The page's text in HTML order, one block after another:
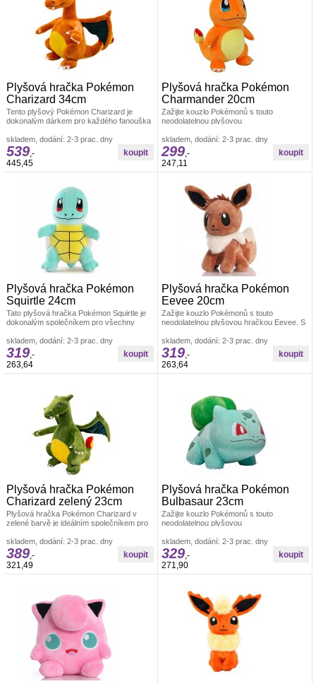
Plyšová hračka Pokémon
Charizard 34cm
Tento plyšový Pokémon Charizard je
dokonalým dárkem pro každého fanouška
skladem, dodání: 2-3 prac. dny
539 ,-
445,45
Plyšová hračka Pokémon
Charmander 20cm
Zažijte kouzlo Pokémonů s touto
neodolatelnou plyšovou
cm nabízí tato živá
skladem, dodání: 2-3 prac. dny
299,-
247,11
Plyšová hračka Pokémon
Squirtle 24cm
Tato plyšová hračka Pokémon Squirtle je
dokonalým společníkem pro všechny
skladem, dodání: 2-3 prac. dny
319 ,-
263,64
Plyšová hračka Pokémon
Eevee 20cm
Zažijte kouzlo Pokémonů s touto
neodolatelnou plyšovou hračkou Eevee. S
skladem, dodání: 2-3 prac. dny
319,-
263,64
Plyšová hračka Pokémon
Charizard zelený 23cm
Plyšová hračka Pokémon Charizard v
zelené barvě je ideálním společníkem pro
skladem, dodání: 2-3 prac. dny
389,-
321,49
Plyšová hračka Pokémon
Bulbasaur 23cm
Zažijte kouzlo Pokémonů s touto
neodolatelnou plyšovou
nabízí tato živá
skladem, dodání: 2-3 prac. dny
329,-
271,90